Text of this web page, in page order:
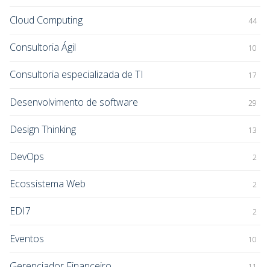
Cloud Computing 44
Consultoria Ágil 10
Consultoria especializada de TI 17
Desenvolvimento de software 29
Design Thinking 13
DevOps 2
Ecossistema Web 2
EDI7 2
Eventos 10